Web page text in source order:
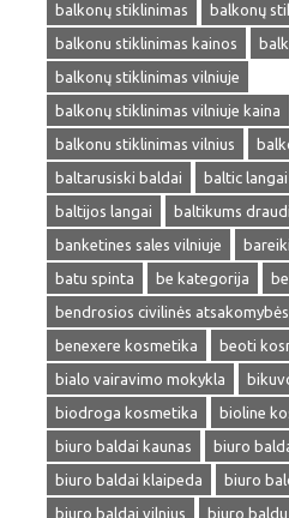
balkonų stiklinimas
balkonų
balkonu stiklinimas kainos
balkonų stiklinimas vilniuje
balkonų stiklinimas vilniuje kaina
balkonu stiklinimas vilnius
baltarusiski baldai
baltic langai
baltijos langai
baltikums
banketines sales vilniuje
batu spinta
be kategorija
bendrosios civilinės
benexere kosmetika
beoti
bialo vairavimo mokykla
biodroga kosmetika
bioline
biuro baldai kaunas
biuro
biuro baldai klaipeda
biuro
biuro baldai vilnius
biuro